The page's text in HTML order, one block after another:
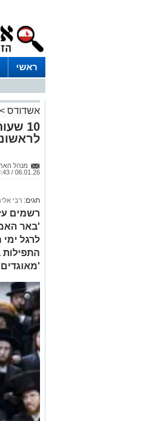
ראשי
אשדודס >
10
מנהל
06.01.26 / 14:43
תגים: רבי
רשמים
'באר
לרגל